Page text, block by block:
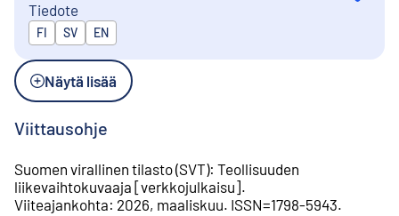
Tiedote
Julkaistaan kielillä
FI SV EN
Näytä lisää
Viittausohje
Suomen virallinen tilasto (SVT): Teollisuuden
liikevaihtokuvaaja [verkkojulkaisu].
Viiteajankohta: 2026, maaliskuu. ISSN=1798-5943.